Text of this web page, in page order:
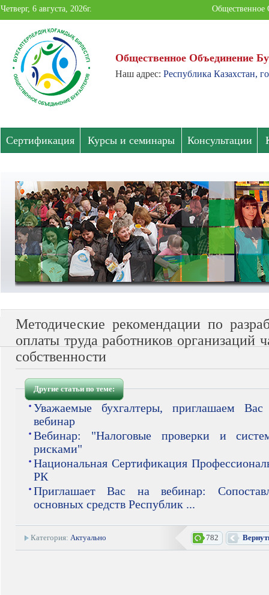
Четверг, 6 августа, 2026г. Общественное
Павлодарской
области
Общественное Объединение
Наш адрес: Республика Казахстан,
Сертификация Курсы и семинары Консультации
Методические рекомендации по
оплаты труда работников организаций
собственности
Другие статьи по теме:
Уважаемые бухгалтеры, приглашаем
вебинар
Вебинар: "Налоговые проверки и
рисками"
Национальная Сертификация
РК
Приглашает Вас на вебинар:
основных средств Республик ...
782
Категория: Актуально